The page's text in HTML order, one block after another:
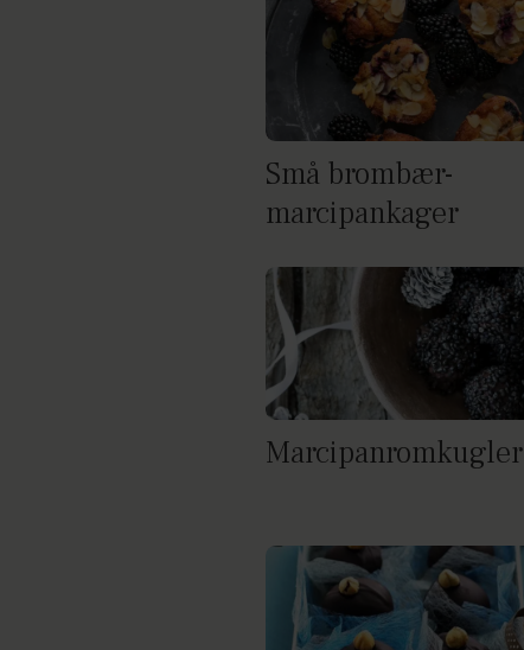
Små brombær-
marcipankager
Marcipanromkugler